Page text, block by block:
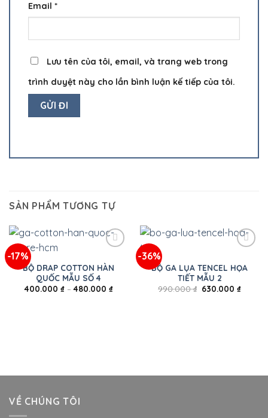
Email *
Lưu tên của tôi, email, và trang web trong
trình duyệt này cho lần bình luận kế tiếp của tôi.
SẢN PHẨM TƯƠNG TỰ
-17%
BỘ DRAP COTTON HÀN
QUỐC MẪU SỐ 4
400.000 ₫–480.000 ₫
-36%
BỘ GA LỤA TENCEL HỌA
TIẾT MẪU 2
990.000₫ 630.000₫
VỀ CHÚNG TÔI